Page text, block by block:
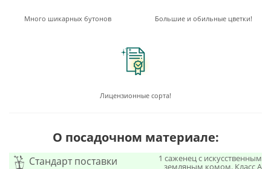
Много шикарных бутонов Большие и обильные цветки!
Лицензионные сорта!
О посадочном материале:
Стандарт поставки 1 саженец с искусственным
земляным комом. Класс А